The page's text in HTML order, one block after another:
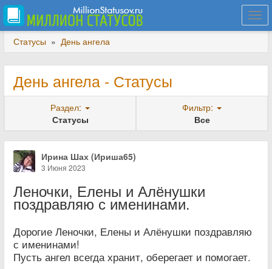
Статусы » День ангела
День ангела - Статусы
Раздел:
Статусы
Фильтр:
Все
Ирина Шах (Ириша65)
3 Июня 2023
Леночки, Елены и Алёнушки
поздравляю с именинами.
Дорогие Леночки, Елены и Алёнушки поздравляю
с именинами!
Пусть ангел всегда хранит, оберегает и помогает.